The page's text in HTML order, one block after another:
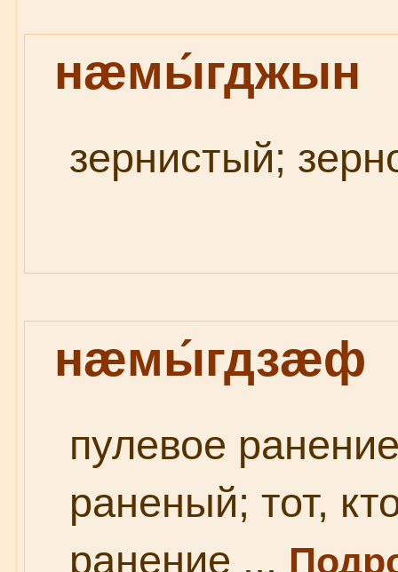
нæмы́гджын
зернистый;
нæмы́гдзæф
пулевое
раненый; тот,
ранение ...